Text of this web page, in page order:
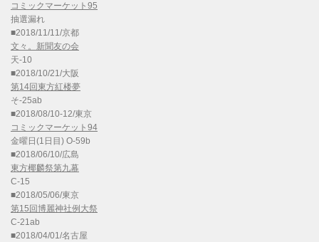
コミックマーケット95
抽選漏れ
■2018/11/11/京都
文々。新聞友の会
天-10
■2018/10/21/大阪
第14回東方紅楼夢
そ-25ab
■2018/08/10-12/東京
コミックマーケット94
金曜日(1日目) O-59b
■2018/06/10/広島
東方椰麟祭第九幕
C-15
■2018/05/06/東京
第15回博麗神社例大祭
C-21ab
■2018/04/01/名古屋